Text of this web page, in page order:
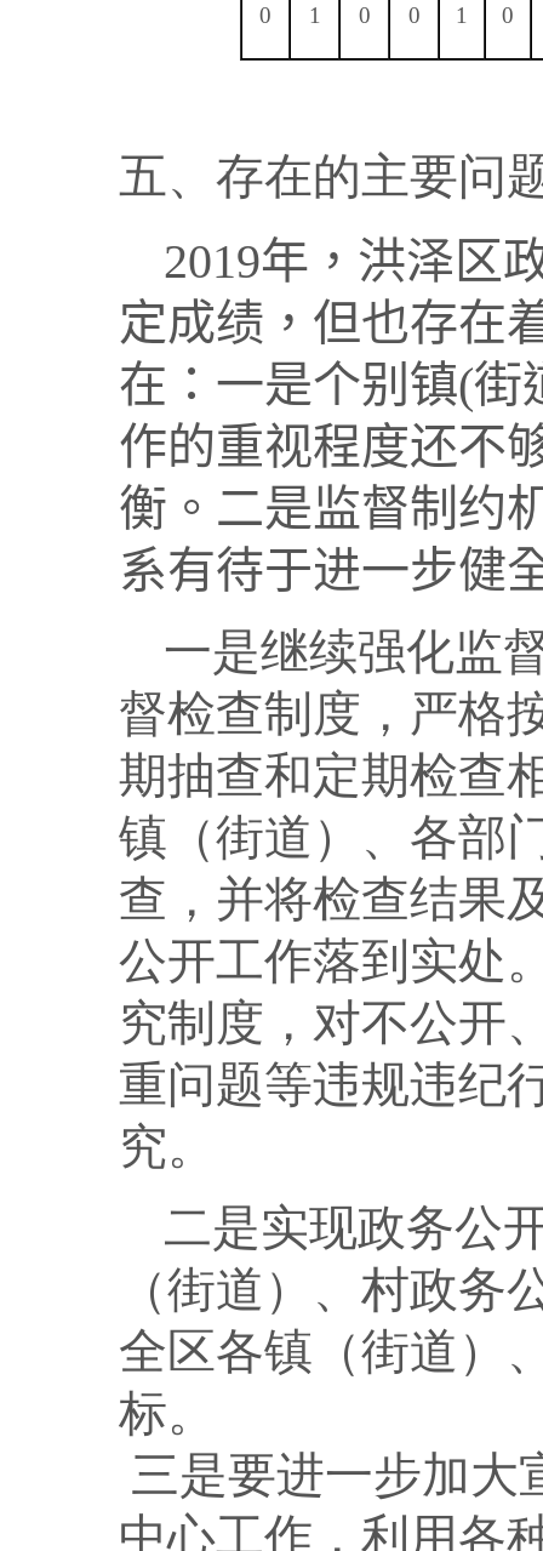
0 1 0 0 1 0
五、存在的主要问
2019年， 洪泽区
定成绩，但也存在
在： 一是个别镇(街
作的重视程度还不
衡。二是监督制约
系有待于进一步健
一是继续强化监
督检查制度，严格
期抽查和定期检查
镇（街道）、各部
查，并将检查结果
公开工作落到实处
究制度，对不公开
重问题等违规违纪
究。
二是实现政务公
（街道）、村政务
全区各镇（街道）
标。
三是要进一步加大
中心工作，利用各